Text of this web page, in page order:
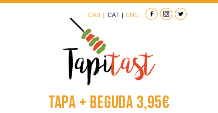
CAS CAT ENG
Tapa + Beguda 3,95€